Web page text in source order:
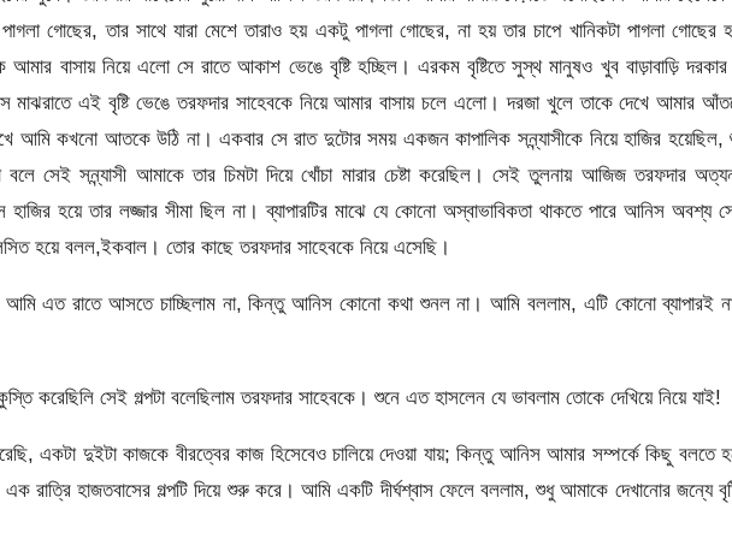
গোছের, তার সাথে যারা মেশে তারাও হয় একটু পাগলা গোছের, না হয় তার চাপে খানিকটা পাগলা গোছের
আমার বাসায় নিয়ে এলো সে রাতে আকাশ ভেঙে বৃষ্টি হচ্ছিল। এরকম বৃষ্টিতে সুস্থ মানুষও খুব বাড়াবাড়ি দরকার
এই বৃষ্টি ভেঙে তরফদার সাহেবকে নিয়ে আমার বাসায় চলে এলো। দরজা খুলে তাকে দেখে আমার
আমি কখনো আতকে উঠি না। একবার সে রাত দুটোর সময় একজন কাপালিক সন্ন্যাসীকে নিয়ে হাজির হয়েছিল,
সেই সন্ন্যাসী আমাকে তার চিমটা দিয়ে খোঁচা মারার চেষ্টা করেছিল। সেই তুলনায় আজিজ তরফদার
হয়ে তার লজ্জার সীমা ছিল না। ব্যাপারটির মাঝে যে কোনো অস্বাভাবিকতা থাকতে পারে আনিস অবশ্য
হয়ে বলল,ইকবাল। তোর কাছে তরফদার সাহেবকে নিয়ে এসেছি।
আমি এত রাতে আসতে চাচ্ছিলাম না, কিন্তু আনিস কোনো কথা শুনল না। আমি বললাম, এটি কোনো ব্যাপারই
করেছিলি সেই গল্পটা বলেছিলাম তরফদার সাহেবকে। শুনে এত হাসলেন যে ভাবলাম তোকে দেখিয়ে নিয়ে যাই!
একটা দুইটা কাজকে বীরত্বের কাজ হিসেবেও চালিয়ে দেওয়া যায়; কিন্তু আনিস আমার সম্পর্কে কিছু বলতে
রাত্রি হাজতবাসের গল্পটি দিয়ে শুরু করে। আমি একটি দীর্ঘশ্বাস ফেলে বললাম, শুধু আমাকে দেখানোর জন্যে